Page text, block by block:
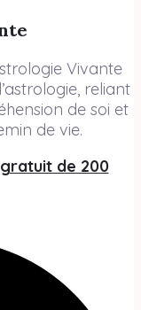
Vivante
reliant
de soi et
de vie.
de 200